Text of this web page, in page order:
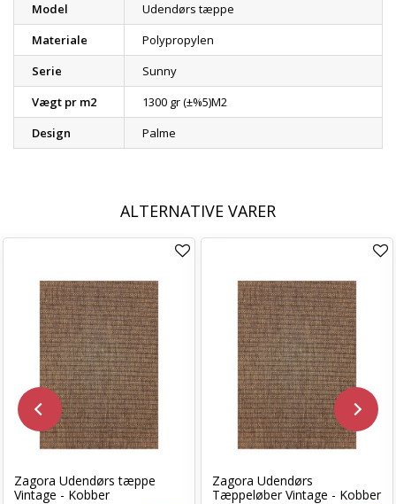
Model
Udendørs tæppe
Materiale
Polypropylen
Serie
Sunny
Vægt pr m2
1300 gr (±%5)M2
Design
Palme
ALTERNATIVE VARER
Zagora Udendørs tæppe
Vintage - Kobber
Zagora Udendørs
Tæppeløber Vintage - Kobber